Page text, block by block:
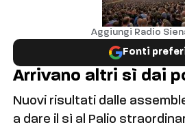
Aggiungi Radio
Fonti
Arrivano altri sì dai
Nuovi risultati dalle
a dare il sì al Palio